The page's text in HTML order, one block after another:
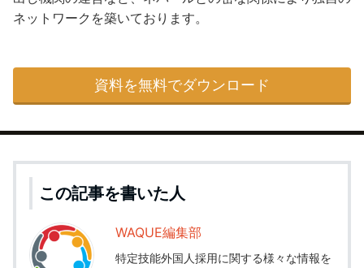
ネットワークを築いております。
資料を無料でダウンロード
この記事を書いた人
WAQUE編集部
特定技能外国人採用に関する様々な情報を